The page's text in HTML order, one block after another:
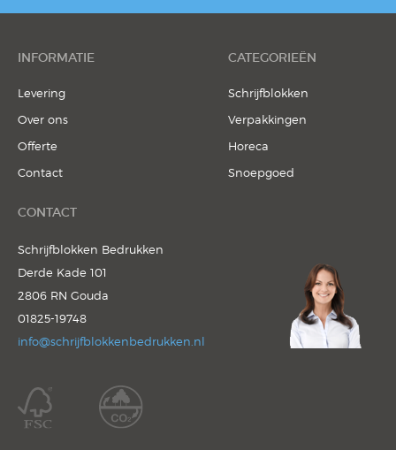
INFORMATIE
Levering
Over ons
Offerte
Contact
CATEGORIEËN
Schrijfblokken
Verpakkingen
Horeca
Snoepgoed
CONTACT
Schrijfblokken Bedrukken
Derde Kade 101
2806 RN Gouda
01825-19748
info@schrijfblokkenbedrukken.nl